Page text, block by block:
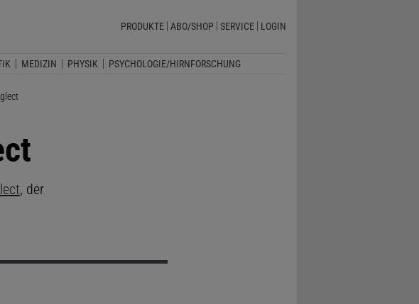
PRODUKTE ABO/SHOP SERVICE LOGIN
MEDIZIN PHYSIK PSYCHOLOGIE/HIRNFORSCHUNG
, der